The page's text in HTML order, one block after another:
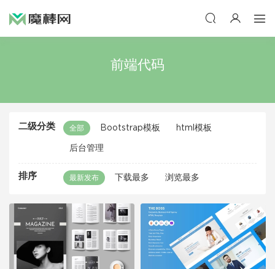
前端代码
二级分类 全部 Bootstrap模板 html模板
后台管理
排序 最新发布 下载最多 浏览最多